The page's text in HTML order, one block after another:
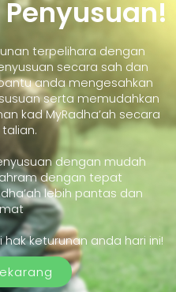
terpelihara dengan
secara sah dan
anda mengesahkan
serta memudahkan
kad MyRadha’ah secara
dengan mudah
dengan tepat
lebih pantas dan
keturunan anda hari ini!